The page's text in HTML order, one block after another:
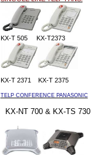
KX-T 505 KX-T2373
KX-T 2371 KX-T 2375
TELP CONFERENCE PANASONIC
KX-NT 700 & KX-TS 730